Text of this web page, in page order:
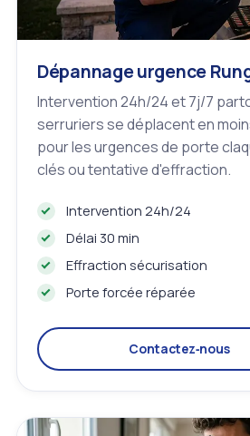
Dépannage urgence
Intervention 24h/24 et 7j/7
serruriers se déplacent en
pour les urgences de porte
clés ou tentative d'effraction.
Intervention 24h/24
Délai 30 min
Effraction sécurisation
Porte forcée réparée
Contactez‑nous